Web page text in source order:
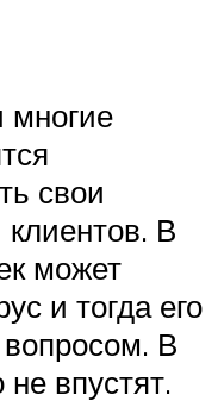
многие
свои
В
может
и тогда его
вопросом. В
впустят.